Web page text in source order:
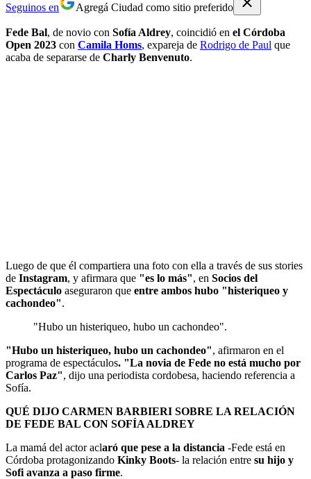
Seguinos en Agregá Ciudad como sitio preferido
Fede Bal, de novio con Sofía Aldrey, coincidió en el Córdoba
Open 2023 con Camila Homs, expareja de Rodrigo de Paul que
acaba de separarse de Charly Benvenuto.
Luego de que él compartiera una foto con ella a través de sus stories
de Instagram, y afirmara que "es lo más", en Socios del
Espectáculo aseguraron que entre ambos hubo "histeriqueo y
cachondeo".
"Hubo un histeriqueo, hubo un cachondeo".
"Hubo un histeriqueo, hubo un cachondeo", afirmaron en el
programa de espectáculos. "La novia de Fede no está mucho por
Carlos Paz", dijo una periodista cordobesa, haciendo referencia a
Sofía.
QUÉ DIJO CARMEN BARBIERI SOBRE LA RELACIÓN
DE FEDE BAL CON SOFÍA ALDREY
La mamá del actor aclaró que pese a la distancia -Fede está en
Córdoba protagonizando Kinky Boots- la relación entre su hijo y
Sofi avanza a paso firme.